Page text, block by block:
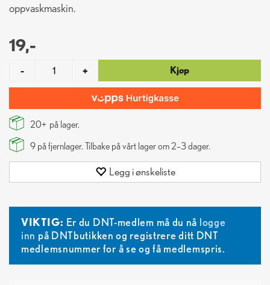
oppvaskmaskin.
19,-
- + Kjøp
20+ på lager.
9 på fjernlager. Tilbake på vårt lager om 2–3 dager.
Legg i ønskeliste
VIKTIG: Er du DNT-medlem må du nå logge
inn på DNTbutikken og registrere ditt DNT
medlemsnummer for å se og få medlemspris.